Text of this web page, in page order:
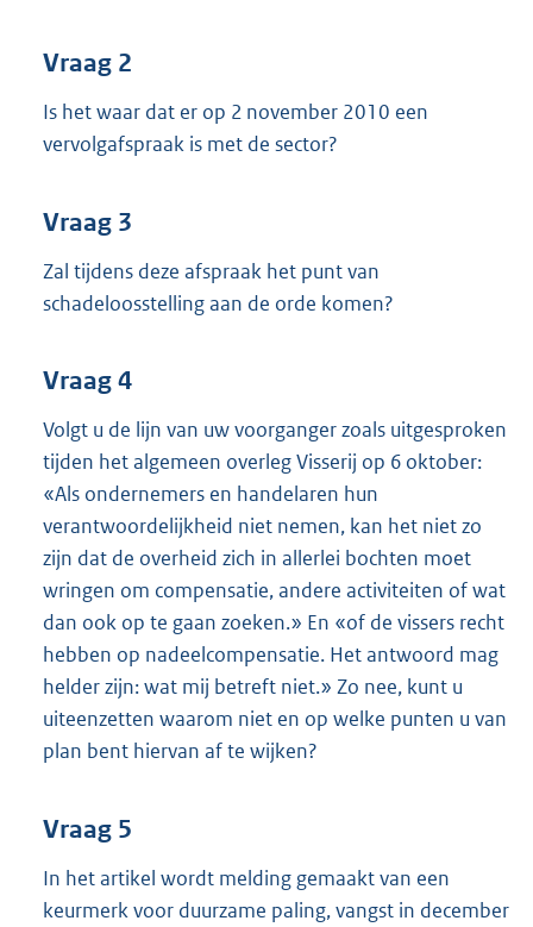
Vraag 2
Is het waar dat er op 2 november 2010 een
vervolgafspraak is met de sector?
Vraag 3
Zal tijdens deze afspraak het punt van
schadeloosstelling aan de orde komen?
Vraag 4
Volgt u de lijn van uw voorganger zoals uitgesproken
tijden het algemeen overleg Visserij op 6 oktober:
«Als ondernemers en handelaren hun
verantwoordelijkheid niet nemen, kan het niet zo
zijn dat de overheid zich in allerlei bochten moet
wringen om compensatie, andere activiteiten of wat
dan ook op te gaan zoeken.» En «of de vissers recht
hebben op nadeelcompensatie. Het antwoord mag
helder zijn: wat mij betreft niet.» Zo nee, kunt u
uiteenzetten waarom niet en op welke punten u van
plan bent hiervan af te wijken?
Vraag 5
In het artikel wordt melding gemaakt van een
keurmerk voor duurzame paling, vangst in december